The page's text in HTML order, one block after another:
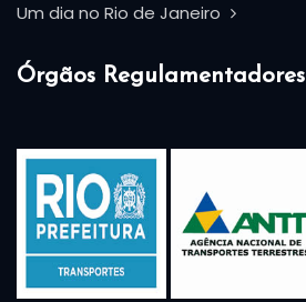
Um dia no Rio de Janeiro
Órgãos Regulamentadores